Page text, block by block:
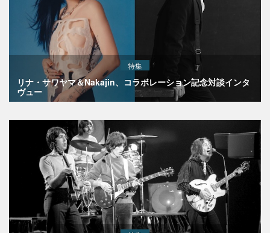
特集
リナ・サワヤマ＆Nakajin、コラボレーション記念対談インタ
ヴュー